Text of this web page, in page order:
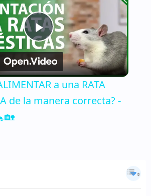
Play
Video
a una RATA
de la manera correcta? -